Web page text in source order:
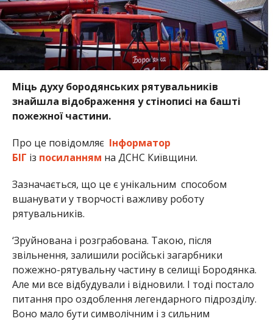
Міць духу бородянських рятувальників
знайшла відображення у стінописі на башті
пожежної частини.
Про це повідомляє Інформатор
БІГ із посиланням на ДСНС Київщини.
Зазначається, що це є унікальним способом
вшанувати у творчості важливу роботу
рятувальників.
‘Зруйнована і розграбована. Такою, після
звільнення, залишили російські загарбники
пожежно-рятувальну частину в селищі Бородянка.
Але ми все відбудували і відновили. І тоді постало
питання про оздоблення легендарного підрозділу.
Воно мало бути символічним і з сильним